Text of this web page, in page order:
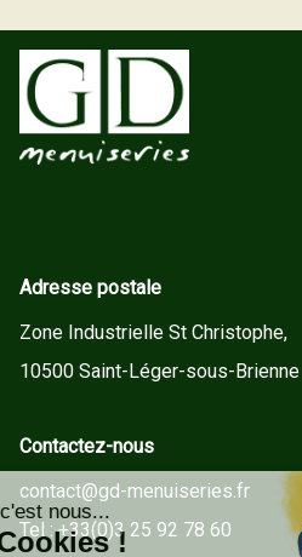
Adresse postale
Zone Industrielle St Christophe,
10500 Saint-Léger-sous-Brienne
Contactez-nous
contact@gd-menuiseries.fr
Tel : +33(0)3 25 92 78 60